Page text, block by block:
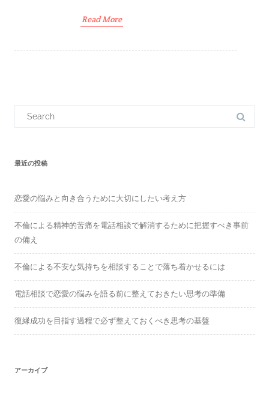
Read More
f
o
最近の投稿
恋愛の悩みと向き合うために大切にしたい考え方
不倫による精神的苦痛を電話相談で解消するために把握すべき事前
の備え
不倫による不安な気持ちを相談することで落ち着かせるには
電話相談で恋愛の悩みを語る前に整えておきたい思考の準備
復縁成功を目指す過程で必ず整えておくべき思考の基盤
アーカイブ